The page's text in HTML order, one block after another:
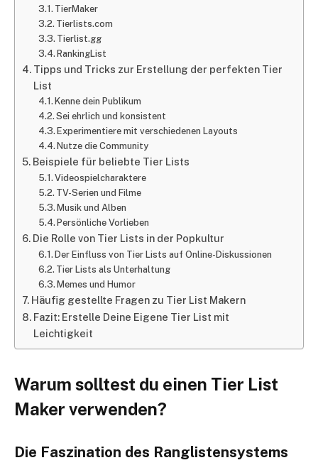
TierMaker
Tierlists.com
Tierlist.gg
RankingList
Tipps und Tricks zur Erstellung der perfekten Tier
List
Kenne dein Publikum
Sei ehrlich und konsistent
Experimentiere mit verschiedenen Layouts
Nutze die Community
Beispiele für beliebte Tier Lists
Videospielcharaktere
TV-Serien und Filme
Musik und Alben
Persönliche Vorlieben
Die Rolle von Tier Lists in der Popkultur
Der Einfluss von Tier Lists auf Online-Diskussionen
Tier Lists als Unterhaltung
Memes und Humor
Häufig gestellte Fragen zu Tier List Makern
Fazit: Erstelle Deine Eigene Tier List mit
Leichtigkeit
Warum solltest du einen Tier List
Maker verwenden?
Die Faszination des Ranglistensystems